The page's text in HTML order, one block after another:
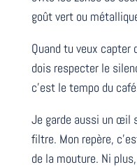
goût vert ou
Quand tu veux capter
dois respecter le
c’est le tempo du
Je garde aussi un œil
filtre. Mon repère,
de la mouture. Ni